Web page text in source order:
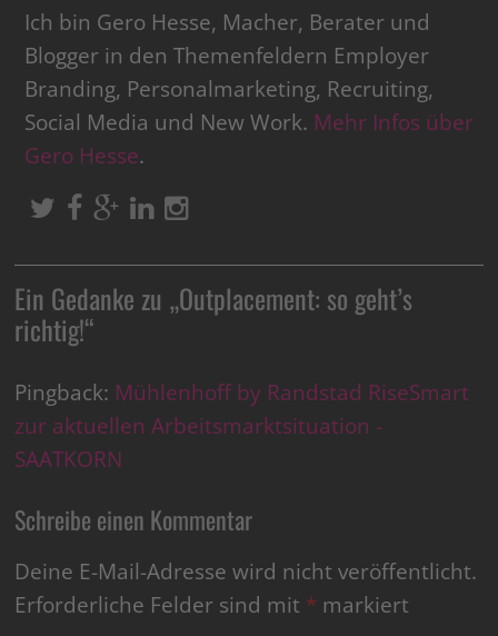
Ich bin Gero Hesse, Macher, Berater und
Blogger in den Themenfeldern Employer
Branding, Personalmarketing, Recruiting,
Social Media und New Work. Mehr Infos über
Gero Hesse.
Ein Gedanke zu „Outplacement: so geht’s
richtig!“
Pingback: Mühlenhoff by Randstad RiseSmart
zur aktuellen Arbeitsmarktsituation -
SAATKORN
Schreibe einen Kommentar
Deine E-Mail-Adresse wird nicht veröffentlicht.
Erforderliche Felder sind mit * markiert